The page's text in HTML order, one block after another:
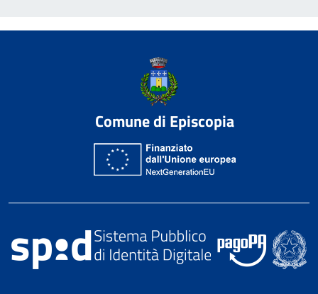
Comune di Episcopia